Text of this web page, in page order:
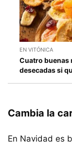
EN VITÓNICA
Cuatro buenas
desecadas si
Cambia la
En Navidad es